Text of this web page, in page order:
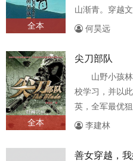
全本
山渐青。穿越
夏，战辽国！
何昊远
全本
尖刀部队
山野小孩
校学习，并以
英，全军最优
验，他又进入
李建林
善女穿越，